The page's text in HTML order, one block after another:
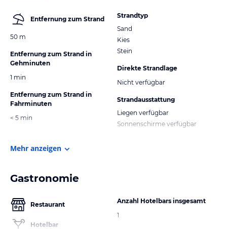
Entfernung zum Strand
50 m
Entfernung zum Strand in
Gehminuten
1 min
Entfernung zum Strand in
Fahrminuten
< 5 min
Strandtyp
Sand
Kies
Stein
Direkte Strandlage
Nicht verfügbar
Strandausstattung
Liegen verfügbar
Sonnenschirme verfügbar
Mehr anzeigen
Gastronomie
Restaurant
Hotelbar
Anzahl Hotelbars insgesamt
1